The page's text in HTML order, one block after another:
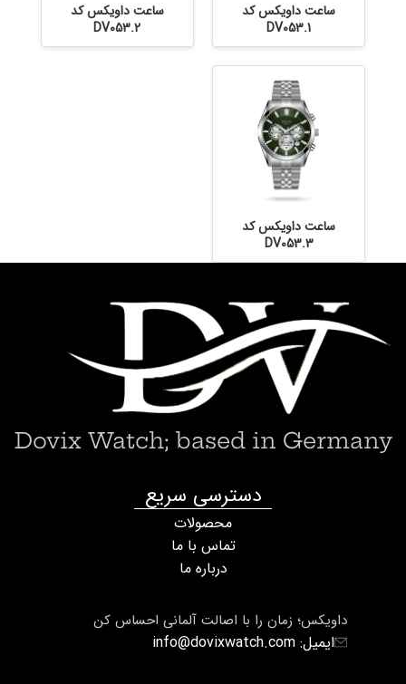
ساعت داویکس کد
DV053.1
ساعت داویکس کد
DV053.2
ساعت داویکس کد
DV053.3
داویکس؛ زمان را با اصالت آلمانی احساس کن
ایمیل: info@dovixwatch.com
دسترسی سریع
محصولات
تماس با ما
درباره ما
Dovix Watch; based in Germany